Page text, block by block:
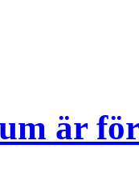
är